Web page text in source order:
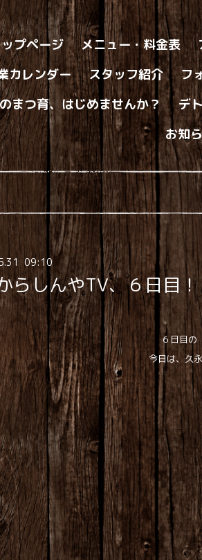
ップページ メニュー・料金表
カレンダー
スタッフ紹介 フ
まつ育、はじめませんか？
デ
お知
.31 09:10
らしんやTV、６日目！
６日目の
今日は、久